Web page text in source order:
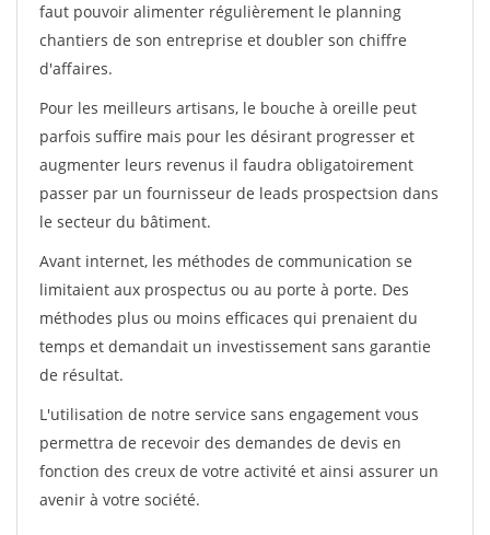
faut pouvoir alimenter régulièrement le planning
chantiers de son entreprise et doubler son chiffre
d'affaires.
Pour les meilleurs artisans, le bouche à oreille peut
parfois suffire mais pour les désirant progresser et
augmenter leurs revenus il faudra obligatoirement
passer par un fournisseur de leads prospectsion dans
le secteur du bâtiment.
Avant internet, les méthodes de communication se
limitaient aux prospectus ou au porte à porte. Des
méthodes plus ou moins efficaces qui prenaient du
temps et demandait un investissement sans garantie
de résultat.
L'utilisation de notre service sans engagement vous
permettra de recevoir des demandes de devis en
fonction des creux de votre activité et ainsi assurer un
avenir à votre société.